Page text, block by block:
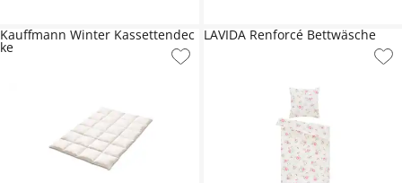
Kauffmann Winter Kassettendec
ke
LAVIDA Renforcé Bettwäsche